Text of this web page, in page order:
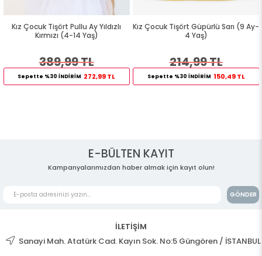
Kız Çocuk Tişört Pullu Ay Yıldızlı
Kırmızı (4-14 Yaş)
389,99 TL
Sepette %30 İNDİRİM 272,99 TL
Kız Çocuk Tişört Güpürlü Sarı (9 Ay-
4 Yaş)
214,99 TL
Sepette %30 İNDİRİM 150,49 TL
E-BÜLTEN KAYIT
Kampanyalarımızdan haber almak için kayıt olun!
GÖNDER
İLETİŞİM
Sanayi Mah. Atatürk Cad. Kayın Sok. No:5 Güngören / İSTANBUL